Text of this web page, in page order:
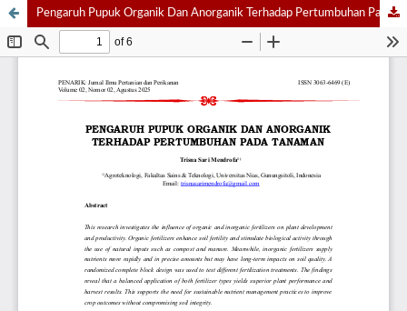
Pengaruh Pupuk Organik Dan Anorganik Terhadap Pertumbuhan Pada Tanaman